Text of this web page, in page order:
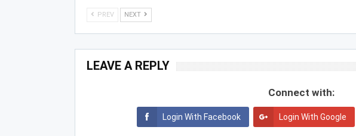
PREV NEXT
LEAVE A REPLY
Connect with:
Login With Facebook Login With Google